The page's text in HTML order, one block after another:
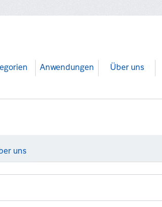
Anwendungen Über uns
uns